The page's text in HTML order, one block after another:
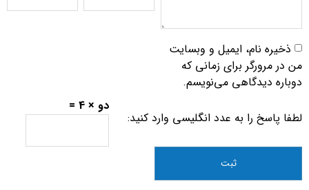
ذخیره نام، ایمیل و وبسایت
من در مرورگر برای زمانی که
دوباره دیدگاهی می‌نویسم.
لطفا پاسخ را به عدد انگلیسی وارد کنید:
دو × 4 =